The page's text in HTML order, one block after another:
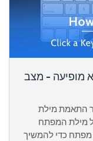
מופיעה - מצב
התאמת מילת
מילת המפתח
מפתח כדי להמשיך